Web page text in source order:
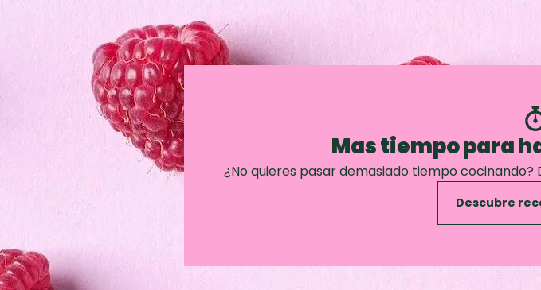
Mas tiempo para
¿No quieres pasar demasiado tiempo
Descubre